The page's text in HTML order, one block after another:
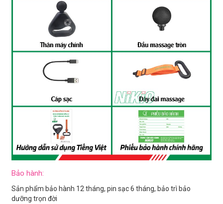
Bảo hành:
Sản phẩm bảo hành 12 tháng, pin sạc 6 tháng, bảo trì bảo
dưỡng trọn đời